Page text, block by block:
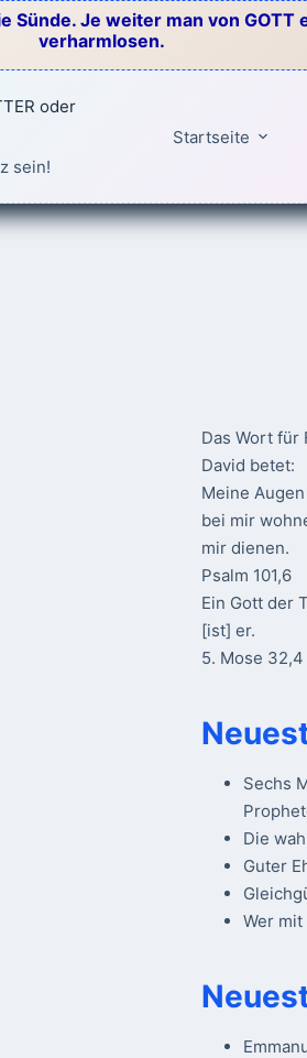
Je weiter man von
verharmlosen.
oder
sein!
Startseite
Das Wort für
David betet:
Meine
bei mir
mir dienen.
Psalm 101,6
Ein Gott der
[ist] er.
5. Mose 32,4
Sechs
Die
Guter
Wer